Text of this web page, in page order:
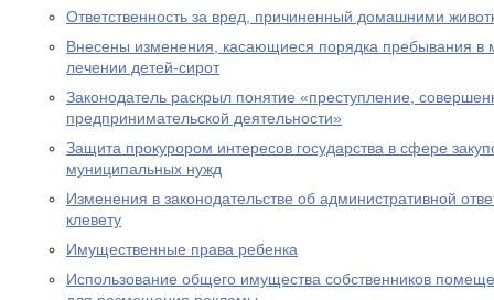
Ответственность за вред, причиненный домашними
Внесены изменения, касающиеся порядка пребывания в
лечении детей-сирот
Законодатель раскрыл понятие «преступление,
предпринимательской деятельности»
Защита прокурором интересов государства в сфере
муниципальных нужд
Изменения в законодательстве об административной
клевету
Имущественные права ребенка
Использование общего имущества собственников